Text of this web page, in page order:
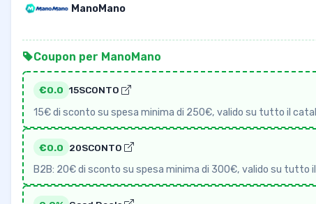
ManoMano
Coupon per ManoMano
€0.0 15SCONTO
15€ di sconto su spesa minima di 250€, valido su tutto il
€0.0 20SCONTO
B2B: 20€ di sconto su spesa minima di 300€, valido su